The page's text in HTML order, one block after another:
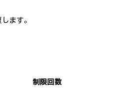
ます。
制限回数